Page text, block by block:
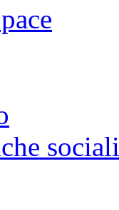
sociali